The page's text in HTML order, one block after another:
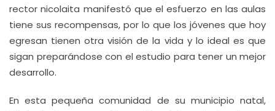
rector nicolaita manifestó que el esfuerzo en las aulas
tiene sus recompensas, por lo que los jóvenes que hoy
egresan tienen otra visión de la vida y lo ideal es que
sigan preparándose con el estudio para tener un mejor
desarrollo.
En esta pequeña comunidad de su municipio natal,